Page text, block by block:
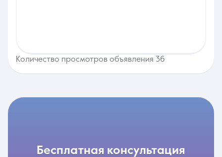
Количество просмотров объявления 36
бесплатная консультация